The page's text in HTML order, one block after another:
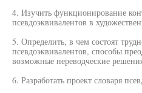
4. Изучить функционирование
псевдоэквивалентов в
5. Определить, в чем состоят
псевдоэквивалентов, способы
возможные переводческие
6. Разработать проект словаря